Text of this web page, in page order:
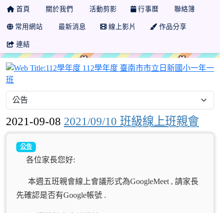
首頁 關於我們 活動剪影 行事曆 聯絡簿
常用網站 最新消息 線上影片 作品分享
連結
2021-09-08 2021/09/10 班級線上班親會
公告
各位家長您好:
本週五班親會線上會議形式為GoogleMeet , 請家長
先確認是否有Google帳號 .